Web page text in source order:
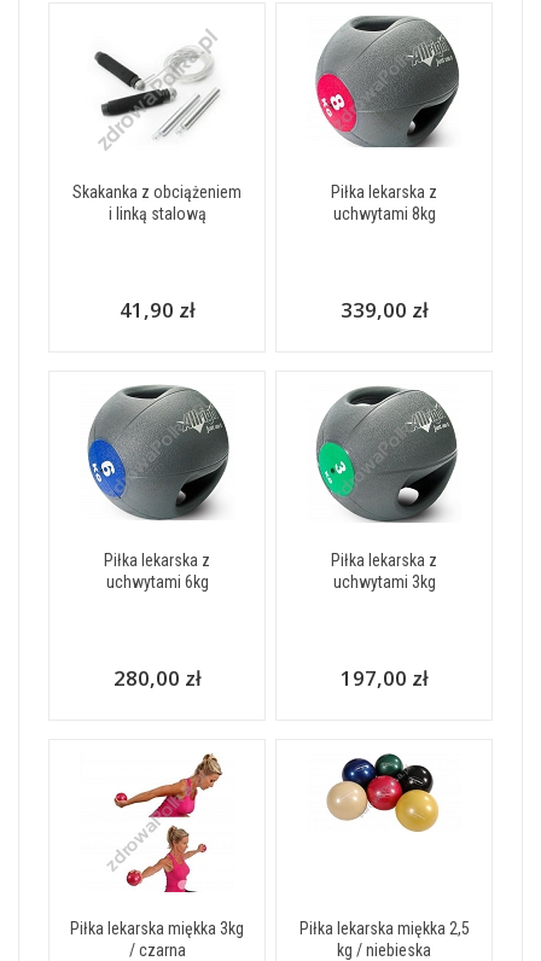
Skakanka z obciążeniem
i linką stalową
41,90 zł
Piłka lekarska z
uchwytami 8kg
339,00 zł
Piłka lekarska z
uchwytami 6kg
280,00 zł
Piłka lekarska z
uchwytami 3kg
197,00 zł
Piłka lekarska miękka 3kg
/ czarna
Piłka lekarska miękka 2,5
kg / niebieska